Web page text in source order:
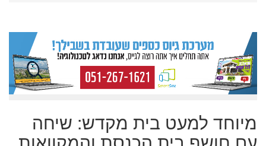
מיוחד למעט בית מקדש: שיחה